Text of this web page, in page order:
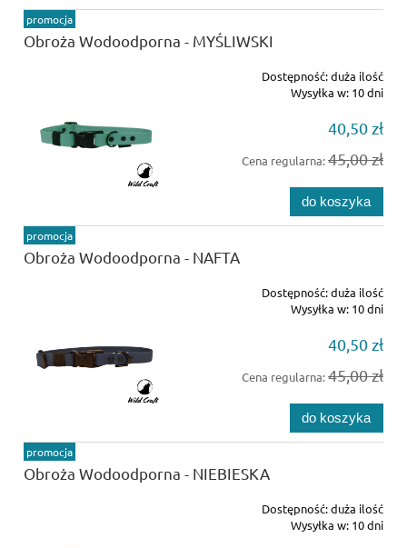
Obroża Wodoodporna - MYŚLIWSKI
Dostępność:duża ilość
Wysyłka w: 10 dni
40,50 zł
Cena regularna:45,00 zł
do koszyka
promocja
Obroża Wodoodporna - NAFTA
Dostępność:duża ilość
Wysyłka w: 10 dni
40,50 zł
Cena regularna:45,00 zł
do koszyka
promocja
Obroża Wodoodporna - NIEBIESKA
Dostępność:duża ilość
Wysyłka w: 10 dni
promocja